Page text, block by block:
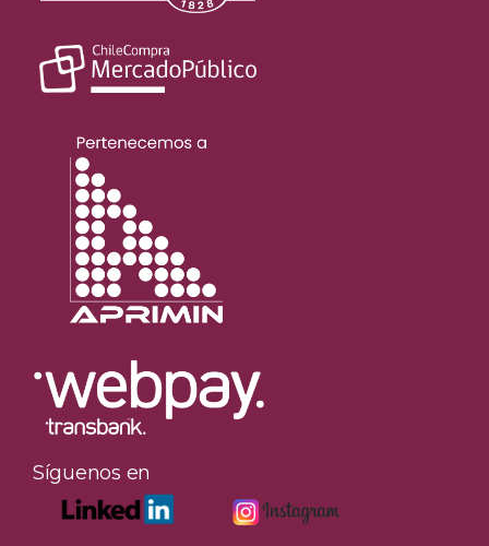
Síguenos en